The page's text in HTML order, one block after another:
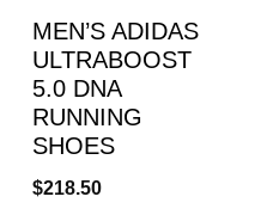
MEN’S ADIDAS
ULTRABOOST
5.0 DNA
RUNNING
SHOES
$218.50